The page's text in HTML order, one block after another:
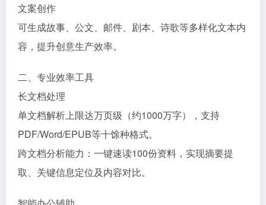
‌文案创作‌
可生成故事、公文、邮件、剧本、诗歌等多样化文本内
容，提升创意生产效率。
二、专业效率工具
‌长文档处理‌
单文档解析上限达‌万页级（约1000万字）‌，支持
PDF/Word/EPUB等十馀种格式。
跨文档分析能力：一键速读100份资料，实现摘要提
取、关键信息定位及内容对比。